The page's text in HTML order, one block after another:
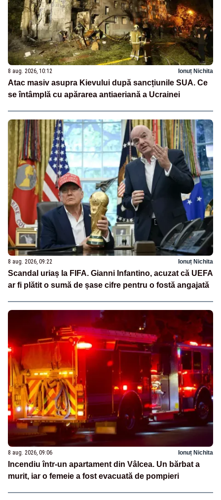
8 aug. 2026, 10:12 Ionuț Nichita
Atac masiv asupra Kievului după sancțiunile SUA. Ce
se întâmplă cu apărarea antiaeriană a Ucrainei
8 aug. 2026, 09:22 Ionuț Nichita
Scandal uriaș la FIFA. Gianni Infantino, acuzat că UEFA
ar fi plătit o sumă de șase cifre pentru o fostă angajată
8 aug. 2026, 09:06 Ionuț Nichita
Incendiu într-un apartament din Vâlcea. Un bărbat a
murit, iar o femeie a fost evacuată de pompieri